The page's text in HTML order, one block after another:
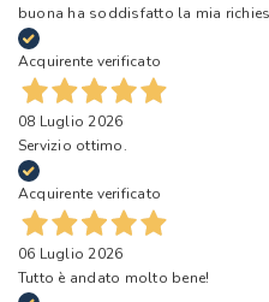
buona ha soddisfatto la mia
Acquirente verificato
08 Luglio 2026
Servizio ottimo.
Acquirente verificato
06 Luglio 2026
Tutto è andato molto bene!